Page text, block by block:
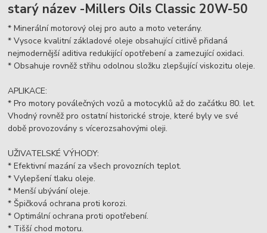
starý název -Millers Oils Classic 20W-50
* Minerální motorový olej pro auto a moto veterány.
* Vysoce kvalitní základové oleje obsahující citlivě přidaná
nejmodernější aditiva redukijící opotřebení a zamezující oxidaci.
* Obsahuje rovněž střihu odolnou složku zlepšující viskozitu oleje.
APLIKACE:
* Pro motory poválečných vozů a motocyklů až do začátku 80. let.
Vhodný rovněž pro ostatní historické stroje, které byly ve své
době provozovány s vícerozsahovými oleji.
UŽIVATELSKÉ VÝHODY:
* Efektivní mazání za všech provozních teplot.
* Vylepšení tlaku oleje.
* Menší ubývání oleje.
* Špičková ochrana proti korozi.
* Optimální ochrana proti opotřebení.
* Tišší chod motoru.